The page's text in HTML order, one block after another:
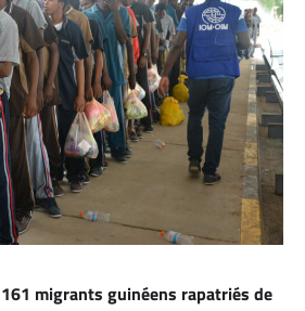
migrants guinéens rapatriés de